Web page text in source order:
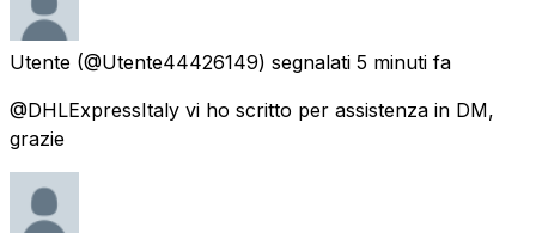
Utente (@Utente44426149) segnalati 5 minuti fa
@DHLExpressItaly vi ho scritto per assistenza in DM,
grazie